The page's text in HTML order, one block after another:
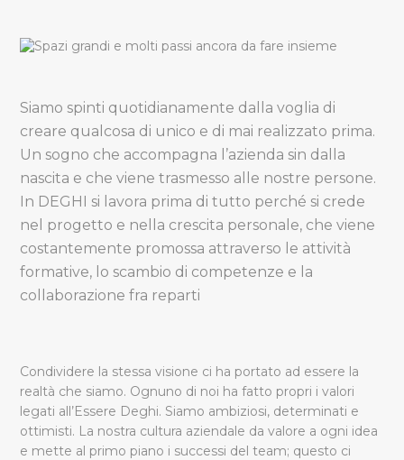
Siamo spinti quotidianamente dalla voglia di
creare qualcosa di unico e di mai realizzato prima.
Un sogno che accompagna l’azienda sin dalla
nascita e che viene trasmesso alle nostre persone.
In DEGHI si lavora prima di tutto perché si crede
nel progetto e nella crescita personale, che viene
costantemente promossa attraverso le attività
formative, lo scambio di competenze e la
collaborazione fra reparti
Condividere la stessa visione ci ha portato ad essere la
realtà che siamo. Ognuno di noi ha fatto propri i valori
legati all’Essere Deghi. Siamo ambiziosi, determinati e
ottimisti. La nostra cultura aziendale da valore a ogni idea
e mette al primo piano i successi del team; questo ci